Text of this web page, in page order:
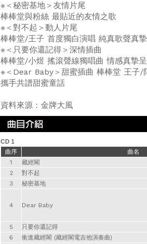
※＜秘密基地＞友情片尾
棒棒堂與粉絲 最貼近的友情之歌
※＜對不起＞動人片尾
棒棒堂/王子 首度獨白演唱 純真歌聲真
※＜只要你還記得＞深情插曲
棒棒堂/小煜 搖滾聲線獨唱曲 情感真摯
※＜Dear Baby＞甜蜜插曲 棒棒堂 王子
攜手共譜甜蜜童話
資料來源：金牌大風
CD 1
曲序
曲名
1
藏經閣
2
對不起
3
秘密基地
4 Dear Baby
5
只要你還記得
6
衝進藏經閣 (藏經閣電吉他演奏曲)